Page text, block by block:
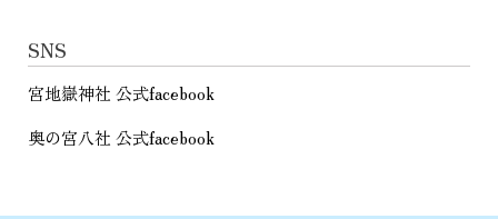
SNS
宮地嶽神社 公式facebook
奥の宮八社 公式facebook